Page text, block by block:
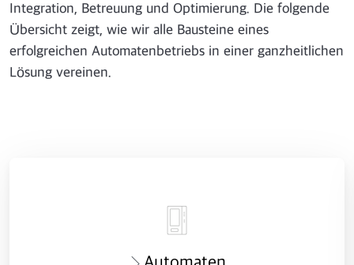
Integration, Betreuung und Optimierung. Die folgende
Übersicht zeigt, wie wir alle Bausteine eines
erfolgreichen Automatenbetriebs in einer ganzheitlichen
Lösung vereinen.